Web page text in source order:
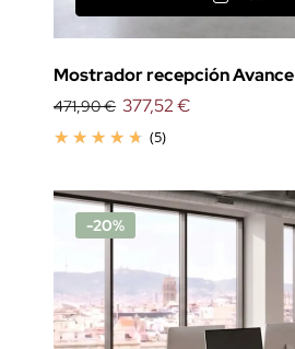
Mostrador recepción Avance
471,90 €
(5)
377,52 €
-20%